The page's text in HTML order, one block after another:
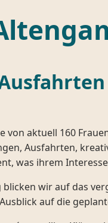
aktuell 160
Ausfahrten,
was ihrem
wir auf das
auf die